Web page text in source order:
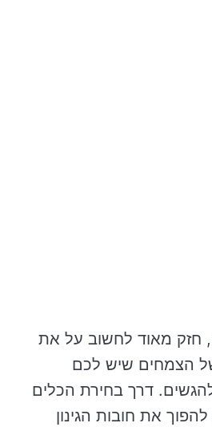
חזק מאוד לחשוב על את
הצמחים שיש לכם
דרך בחירת הכלים
את חובות הגינון